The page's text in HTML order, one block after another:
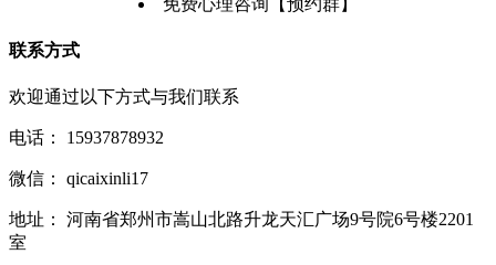
联系方式
欢迎通过以下方式与我们联系
电话： 15937878932
微信： qicaixinli17
地址：
河南省郑州市嵩山北路升龙天汇广场9号院6号楼2201
室